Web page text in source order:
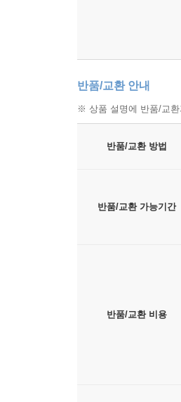
반품/교환 안내
※ 상품 설명에 반품/교
반품/교환 방법
반품/교환 가능기간
반품/교환 비용